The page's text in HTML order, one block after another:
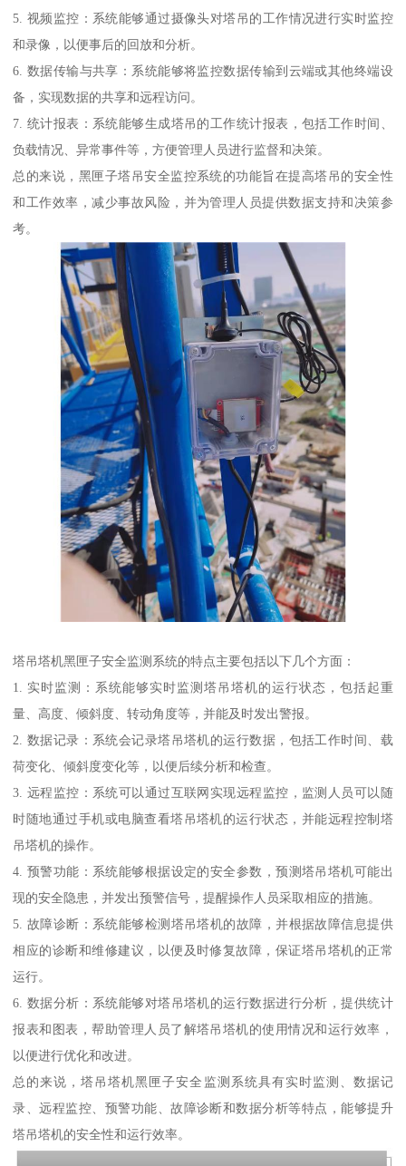
5. 视频监控：系统能够通过摄像头对塔吊的工作情况进行实时监控
和录像，以便事后的回放和分析。
6. 数据传输与共享：系统能够将监控数据传输到云端或其他终端设
备，实现数据的共享和远程访问。
7. 统计报表：系统能够生成塔吊的工作统计报表，包括工作时间、
负载情况、异常事件等，方便管理人员进行监督和决策。
总的来说，黑匣子塔吊安全监控系统的功能旨在提高塔吊的安全性
和工作效率，减少事故风险，并为管理人员提供数据支持和决策参
考。
塔吊塔机黑匣子安全监测系统的特点主要包括以下几个方面：
1. 实时监测：系统能够实时监测塔吊塔机的运行状态，包括起重
量、高度、倾斜度、转动角度等，并能及时发出警报。
2. 数据记录：系统会记录塔吊塔机的运行数据，包括工作时间、载
荷变化、倾斜度变化等，以便后续分析和检查。
3. 远程监控：系统可以通过互联网实现远程监控，监测人员可以随
时随地通过手机或电脑查看塔吊塔机的运行状态，并能远程控制塔
吊塔机的操作。
4. 预警功能：系统能够根据设定的安全参数，预测塔吊塔机可能出
现的安全隐患，并发出预警信号，提醒操作人员采取相应的措施。
5. 故障诊断：系统能够检测塔吊塔机的故障，并根据故障信息提供
相应的诊断和维修建议，以便及时修复故障，保证塔吊塔机的正常
运行。
6. 数据分析：系统能够对塔吊塔机的运行数据进行分析，提供统计
报表和图表，帮助管理人员了解塔吊塔机的使用情况和运行效率，
以便进行优化和改进。
总的来说，塔吊塔机黑匣子安全监测系统具有实时监测、数据记
录、远程监控、预警功能、故障诊断和数据分析等特点，能够提升
塔吊塔机的安全性和运行效率。